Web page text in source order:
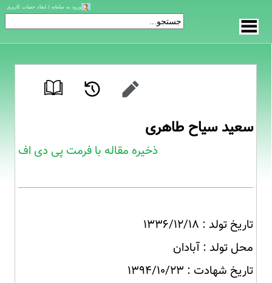
سعید سیاح طاهری
ذخیره مقاله با فرمت پی دی اف
تاریخ تولد : ۱۳۳۶/۱۲/۱۸
محل تولد : آبادان
تاریخ شهادت : ۱۳۹۴/۱۰/۲۳
ورود به سامانه / ایجاد حساب کاربری